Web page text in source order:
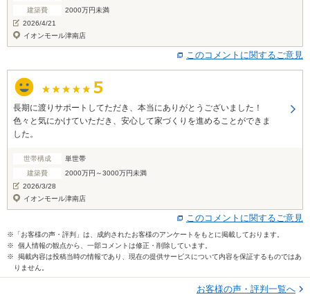
建築費
2000万円未満
2026/4/21
イオンモール津南店
このコメントに関するご意見
長期に渡りサポートしてただき、本当にありがとうございました！
色々と気にかけていただき、安心して家づくりを進めることができま
した。
世帯構成
単世帯
建築費
2000万円～3000万円未満
2026/3/28
イオンモール津南店
このコメントに関するご意見
※「お客様の声・評判」は、成約されたお客様のアンケートをもとに掲載しております。
※ 個人情報の観点から、一部コメントは修正・削除しています。
※ 掲載内容は投稿当時の情報であり、現在の提供サービスについて内容を保証するものではあ
りません。
お客様の声・評判一覧へ